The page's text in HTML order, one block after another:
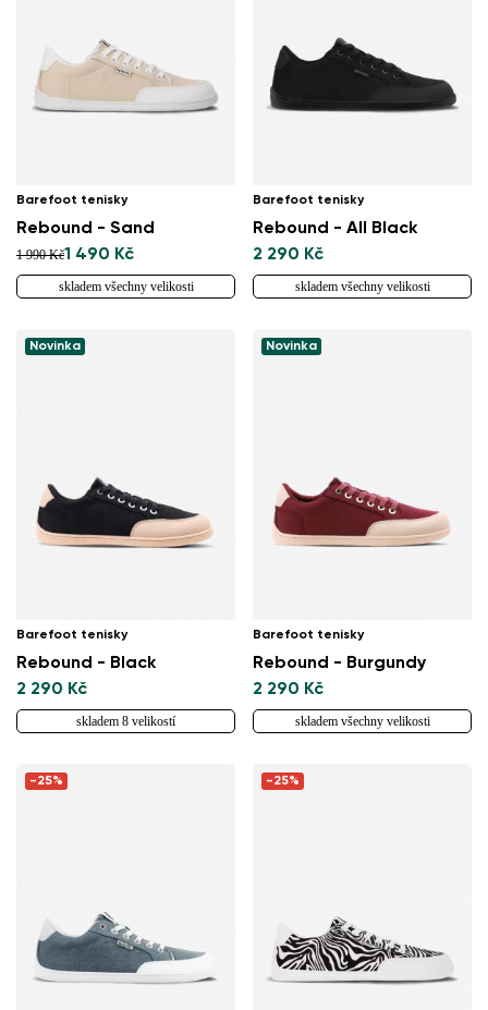
Barefoot tenisky
Rebound - Sand
1 990 Kč1 490 Kč
skladem všechny velikosti
Barefoot tenisky
Rebound - All Black
2 290 Kč
skladem všechny velikosti
Novinka
Barefoot tenisky
Rebound - Black
2 290 Kč
skladem 8 velikostí
Novinka
Barefoot tenisky
Rebound - Burgundy
2 290 Kč
skladem všechny velikosti
-25% -25%